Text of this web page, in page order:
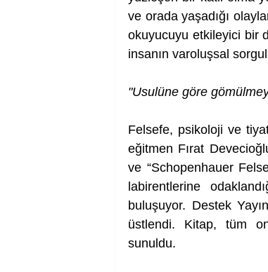
ve orada yaşadığı
okuyucuyu etkileyici bir
insanın varoluşsal
"Usulüne göre
Felsefe, psikoloji ve
eğitmen Fırat
ve “Schopenhauer
labirentlerine
buluşuyor. Destek
üstlendi. Kitap, tüm
sunuldu.